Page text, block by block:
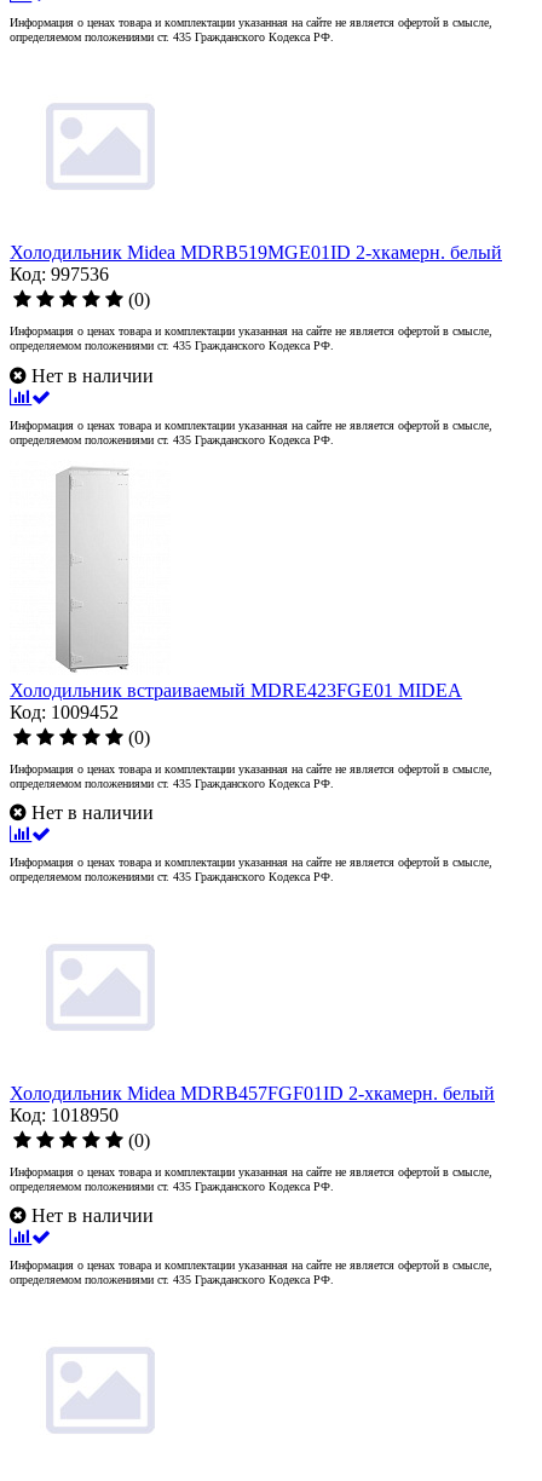
Информация о ценах товара и комплектации указанная на сайте не является офертой в смысле,
определяемом положениями ст. 435 Гражданского Кодекса РФ.
Холодильник Midea MDRB519MGE01ID 2-хкамерн. белый
Код: 997536
(0)
Информация о ценах товара и комплектации указанная на сайте не является офертой в смысле,
определяемом положениями ст. 435 Гражданского Кодекса РФ.
Нет в наличии
Информация о ценах товара и комплектации указанная на сайте не является офертой в смысле,
определяемом положениями ст. 435 Гражданского Кодекса РФ.
Холодильник встраиваемый MDRE423FGE01 MIDEA
Код: 1009452
(0)
Информация о ценах товара и комплектации указанная на сайте не является офертой в смысле,
определяемом положениями ст. 435 Гражданского Кодекса РФ.
Нет в наличии
Информация о ценах товара и комплектации указанная на сайте не является офертой в смысле,
определяемом положениями ст. 435 Гражданского Кодекса РФ.
Холодильник Midea MDRB457FGF01ID 2-хкамерн. белый
Код: 1018950
(0)
Информация о ценах товара и комплектации указанная на сайте не является офертой в смысле,
определяемом положениями ст. 435 Гражданского Кодекса РФ.
Нет в наличии
Информация о ценах товара и комплектации указанная на сайте не является офертой в смысле,
определяемом положениями ст. 435 Гражданского Кодекса РФ.